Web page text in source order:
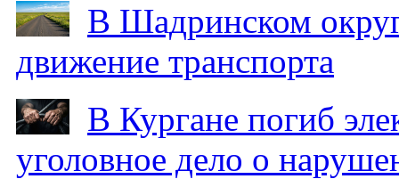
В Шадринском
движение транспорта
В Кургане погиб
уголовное дело о